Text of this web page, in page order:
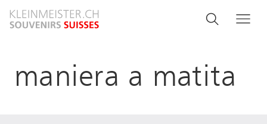
Search
menu
Cerca
maniera a matita